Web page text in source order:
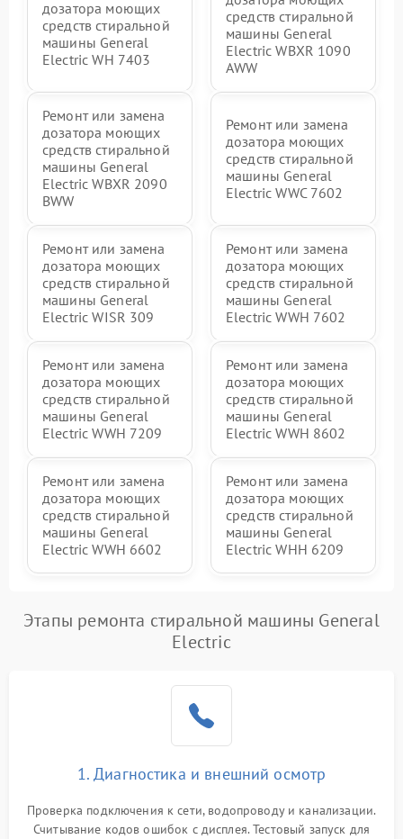
дозатора моющих
средств стиральной
машины General
Electric WH 7403
средств стиральной
машины General
Electric WBXR 1090
AWW
Ремонт или замена
дозатора моющих
средств стиральной
машины General
Electric WBXR 2090
BWW
Ремонт или замена
дозатора моющих
средств стиральной
машины General
Electric WWC 7602
Ремонт или замена
дозатора моющих
средств стиральной
машины General
Electric WISR 309
Ремонт или замена
дозатора моющих
средств стиральной
машины General
Electric WWH 7602
Ремонт или замена
дозатора моющих
средств стиральной
машины General
Electric WWH 7209
Ремонт или замена
дозатора моющих
средств стиральной
машины General
Electric WWH 8602
Ремонт или замена
дозатора моющих
средств стиральной
машины General
Electric WWH 6602
Ремонт или замена
дозатора моющих
средств стиральной
машины General
Electric WHH 6209
Этапы ремонта стиральной машины General
Electric
1. Диагностика и внешний осмотр
Проверка подключения к сети, водопроводу и канализации.
Считывание кодов ошибок с дисплея. Тестовый запуск для